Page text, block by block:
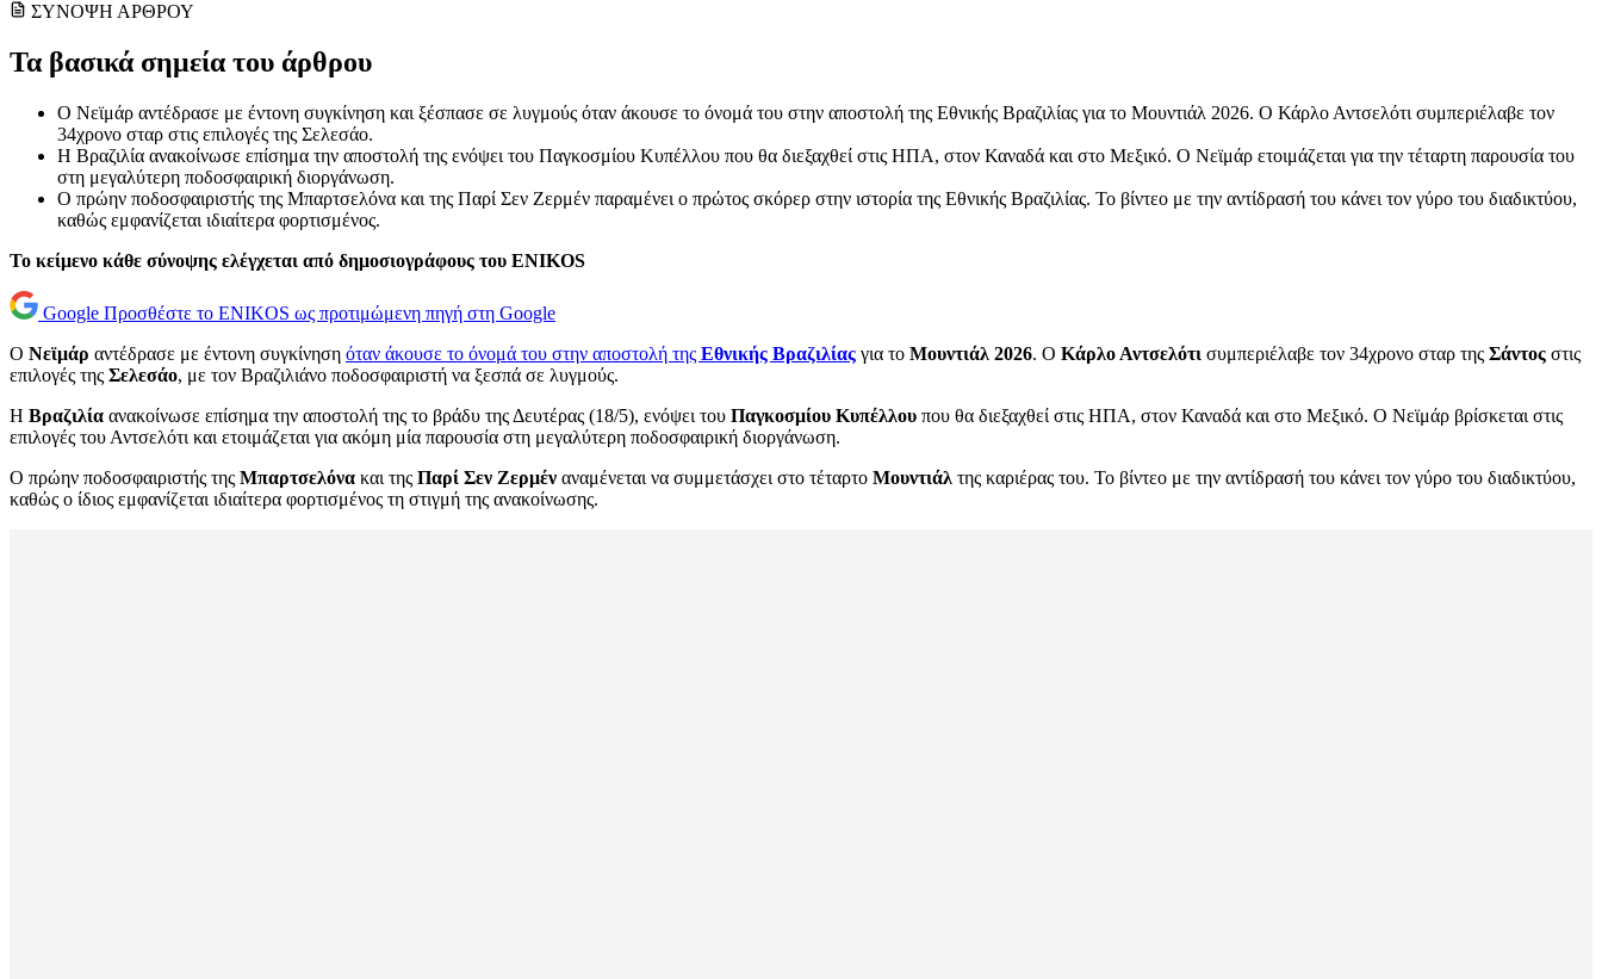
ΣΥΝΟΨΗ ΑΡΘΡΟΥ
Τα βασικά σημεία του άρθρου
Ο Νεϊμάρ αντέδρασε με έντονη συγκίνηση και ξέσπασε σε λυγμούς όταν άκουσε το όνομά του στην αποστολή της Εθνικής Βραζιλίας για το Μουντιάλ 2026. Ο Κάρλο Αντσελότι συμπεριέλαβε τον
34χρονο σταρ στις επιλογές της Σελεσάο.
Η Βραζιλία ανακοίνωσε επίσημα την αποστολή της ενόψει του Παγκοσμίου Κυπέλλου που θα διεξαχθεί στις ΗΠΑ, στον Καναδά και στο Μεξικό. Ο Νεϊμάρ ετοιμάζεται για την τέταρτη παρουσία του
στη μεγαλύτερη ποδοσφαιρική διοργάνωση.
Ο πρώην ποδοσφαιριστής της Μπαρτσελόνα και της Παρί Σεν Ζερμέν παραμένει ο πρώτος σκόρερ στην ιστορία της Εθνικής Βραζιλίας. Το βίντεο με την αντίδρασή του κάνει τον γύρο του διαδικτύου,
καθώς εμφανίζεται ιδιαίτερα φορτισμένος.
Το κείμενο κάθε σύνοψης ελέγχεται από δημοσιογράφους του ENIKOS
Google Προσθέστε το ENIKOS ως προτιμώμενη πηγή στη Google
Ο Νεϊμάρ αντέδρασε με έντονη συγκίνηση όταν άκουσε το όνομά του στην αποστολή της Εθνικής Βραζιλίας για το Μουντιάλ 2026. Ο Κάρλο Αντσελότι συμπεριέλαβε τον 34χρονο σταρ της Σάντος στις
επιλογές της Σελεσάο, με τον Βραζιλιάνο ποδοσφαιριστή να ξεσπά σε λυγμούς.
Η Βραζιλία ανακοίνωσε επίσημα την αποστολή της το βράδυ της Δευτέρας (18/5), ενόψει του Παγκοσμίου Κυπέλλου που θα διεξαχθεί στις ΗΠΑ, στον Καναδά και στο Μεξικό. Ο Νεϊμάρ βρίσκεται στις
επιλογές του Αντσελότι και ετοιμάζεται για ακόμη μία παρουσία στη μεγαλύτερη ποδοσφαιρική διοργάνωση.
Ο πρώην ποδοσφαιριστής της Μπαρτσελόνα και της Παρί Σεν Ζερμέν αναμένεται να συμμετάσχει στο τέταρτο Μουντιάλ της καριέρας του. Το βίντεο με την αντίδρασή του κάνει τον γύρο του διαδικτύου,
καθώς ο ίδιος εμφανίζεται ιδιαίτερα φορτισμένος τη στιγμή της ανακοίνωσης.